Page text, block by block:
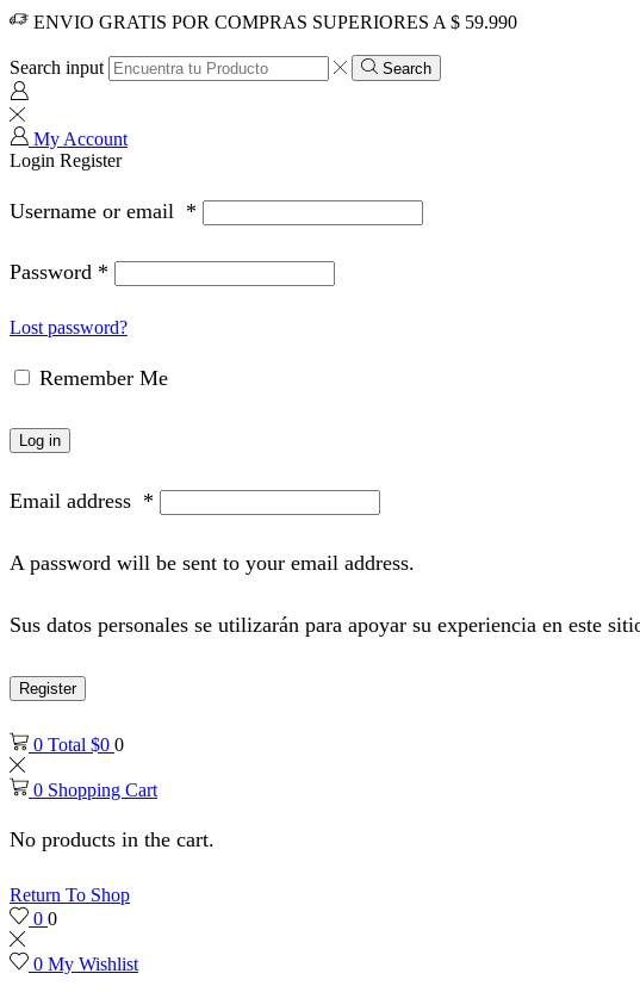
ENVIO GRATIS POR COMPRAS SUPERIORES A $ 59.990
Search input Search
My Account
Login Register
Username or email *
Password *
Lost password?
Remember Me
Log in
Email address *
A password will be sent to your email address.
Sus datos personales se utilizarán para apoyar su experiencia en este
Register
0 Total $0 0
0 Shopping Cart
No products in the cart.
Return To Shop
0 0
0 My Wishlist